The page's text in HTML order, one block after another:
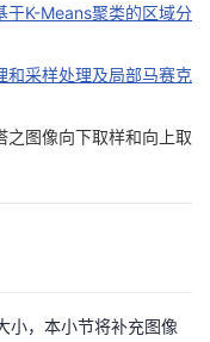
K-Means聚类的区域分
采样处理及局部马赛克
图像向下取样和向上取
小，本小节将补充图像